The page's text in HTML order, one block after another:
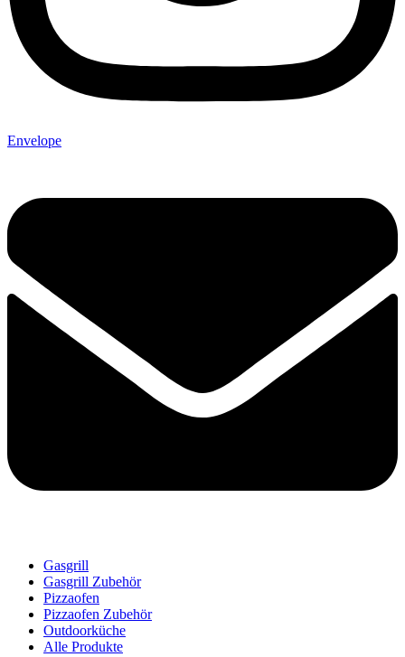
Envelope
Gasgrill
Gasgrill Zubehör
Pizzaofen
Pizzaofen Zubehör
Outdoorküche
Alle Produkte